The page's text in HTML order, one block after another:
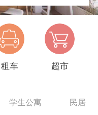
租车 超市
学生公寓 民居